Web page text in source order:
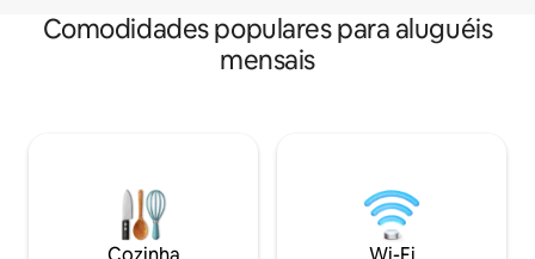
Comodidades populares para aluguéis
mensais